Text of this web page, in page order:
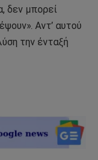
δεν μπορεί
Αντ’ αυτού
την ένταξή